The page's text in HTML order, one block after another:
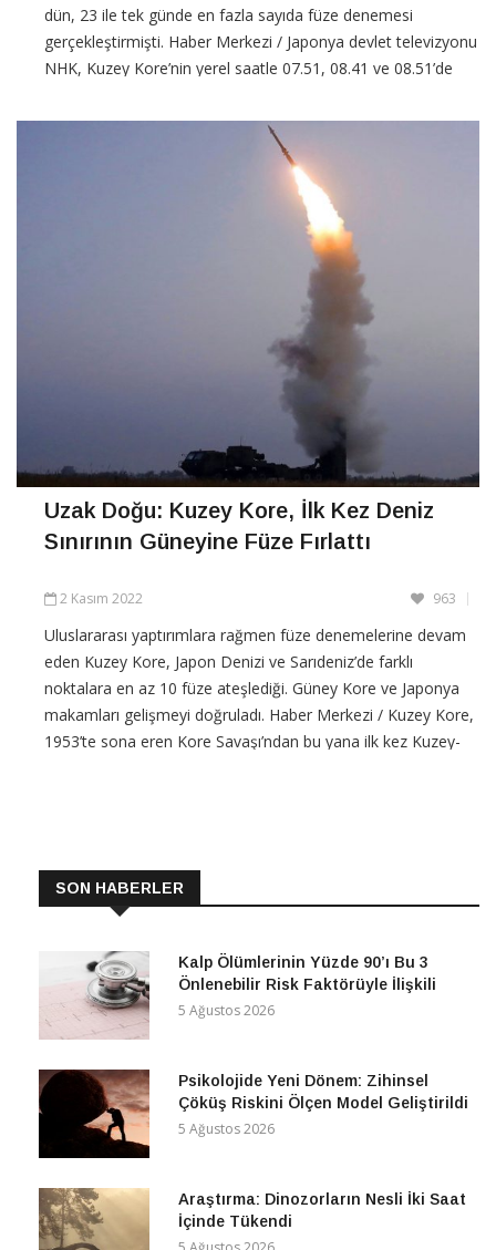
dün, 23 ile tek günde en fazla sayıda füze denemesi
gerçekleştirmişti. Haber Merkezi / Japonya devlet televizyonu
NHK, Kuzey Kore’nin yerel saatle 07.51, 08.41 ve 08.51’de
Uzak Doğu: K uzey Kore, İlk Kez Deniz
Sınırının Güneyine Füze Fırlattı
2 Kasım 2022 963
Uluslararası yaptırımlara rağmen füze denemelerine devam
eden Kuzey Kore, Japon Denizi ve Sarıdeniz’de farklı
noktalara en az 10 füze ateşlediği. Güney Kore ve Japonya
makamları gelişmeyi doğruladı. Haber Merkezi / Kuzey Kore,
1953’te sona eren Kore Savaşı’ndan bu yana ilk kez Kuzey-
SON HABERLER
Kalp Ölümlerinin Yüzde 90’ı Bu 3
Önlenebilir Risk Faktörüyle İlişkili
5 Ağustos 2026
Psikolojide Yeni Dönem: Zihinsel
Çöküş Riskini Ölçen Model Geliştirildi
5 Ağustos 2026
Araştırma: Dinozorların Nesli İki Saat
İçinde Tükendi